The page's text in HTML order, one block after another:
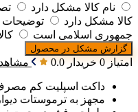
نام کالا مشکل دارد
کالا مشکل دارد
توضیحات
جمهوری اسلامی است
گزارش مشکل در محصول
امتیاز 0 خریدار 0.0
داکت اسپلیت کم
مجهز به ترموستات